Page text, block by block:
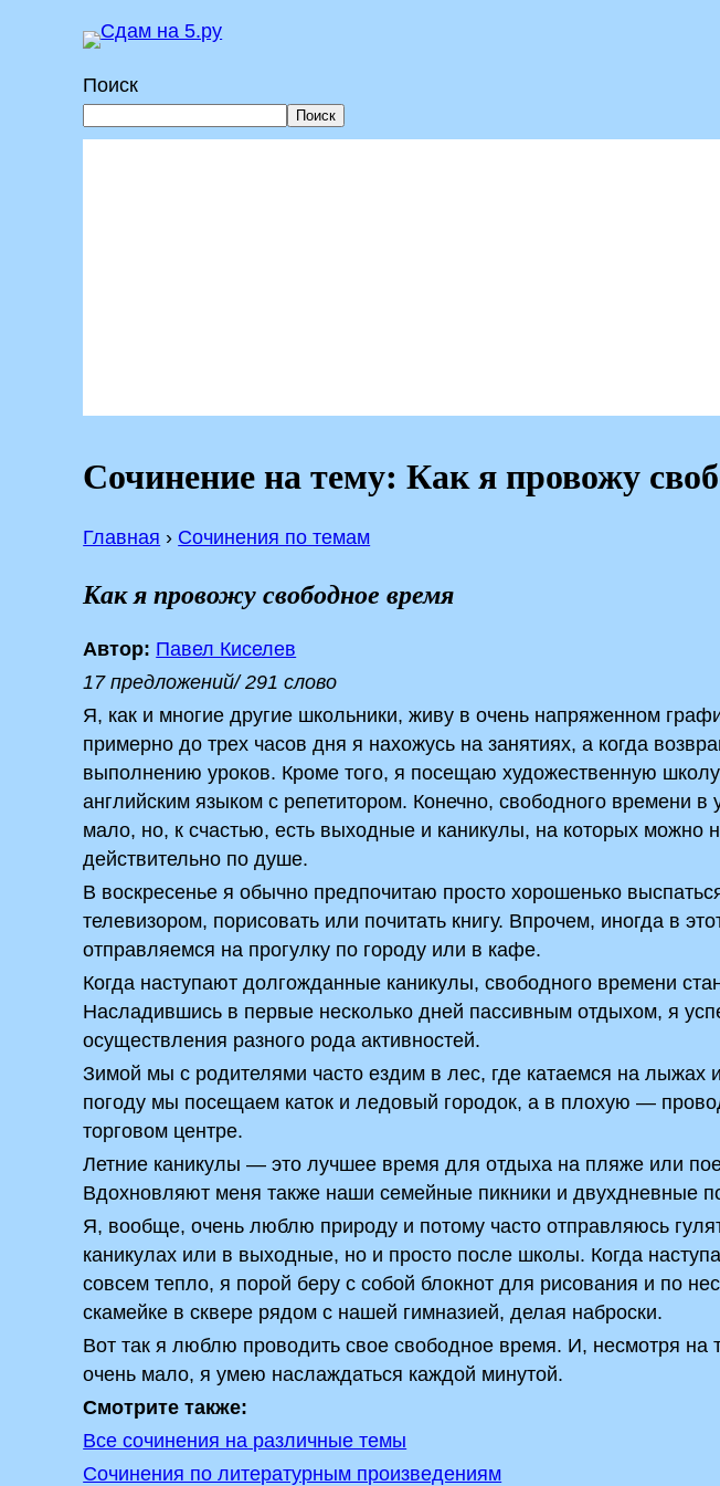
Перейти
к
содержимому
Поиск
Поиск
Сочинение на тему: Как я провожу
Главная › Сочинения по темам
Как я провожу свободное время
Автор: Павел Киселев
17 предложений/ 291 слово
Я, как и многие другие школьники, живу в очень напряженном
примерно до трех часов дня я нахожусь на занятиях, а когда
выполнению уроков. Кроме того, я посещаю художественную
английским языком с репетитором. Конечно, свободного времени в
мало, но, к счастью, есть выходные и каникулы, на которых можно
действительно по душе.
В воскресенье я обычно предпочитаю просто хорошенько
телевизором, порисовать или почитать книгу. Впрочем, иногда в
отправляемся на прогулку по городу или в кафе.
Когда наступают долгожданные каникулы, свободного времени
Насладившись в первые несколько дней пассивным отдыхом, я
осуществления разного рода активностей.
Зимой мы с родителями часто ездим в лес, где катаемся на
погоду мы посещаем каток и ледовый городок, а в плохую —
торговом центре.
Летние каникулы — это лучшее время для отдыха на пляже или
Вдохновляют меня также наши семейные пикники и двухдневные
Я, вообще, очень люблю природу и потому часто отправляюсь
каникулах или в выходные, но и просто после школы. Когда
совсем тепло, я порой беру с собой блокнот для рисования и по
скамейке в сквере рядом с нашей гимназией, делая наброски.
Вот так я люблю проводить свое свободное время. И, несмотря на
очень мало, я умею наслаждаться каждой минутой.
Смотрите также:
Все сочинения на различные темы
Сочинения по литературным произведениям